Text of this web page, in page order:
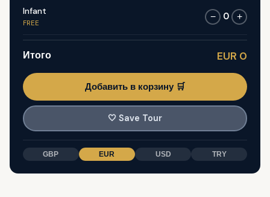
Infant
FREE
− 0 +
Итого EUR 0
Добавить в корзину 🛒
🤍 Save Tour
GBP EUR USD TRY